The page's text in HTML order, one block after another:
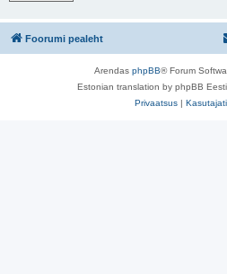
Foorumi pealeht
Arendas phpBB® Forum
Estonian translation by phpBB
Privaatsus |